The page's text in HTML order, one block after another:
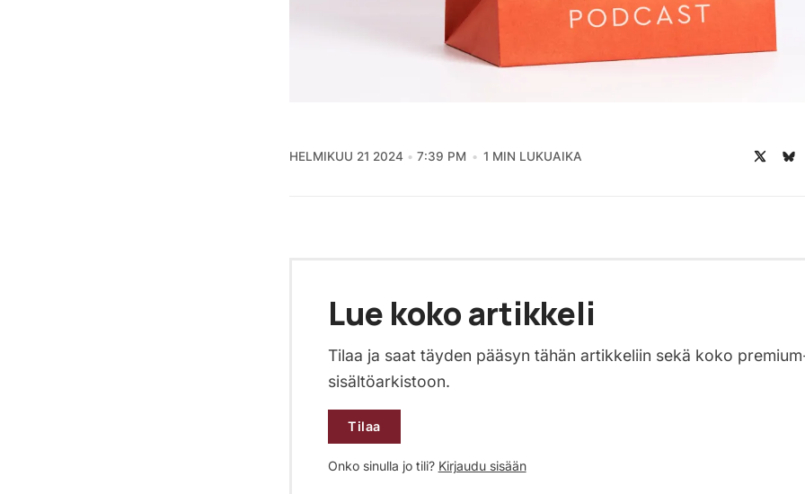
HELMIKUU 21 2024 7:39 PM 1 MIN LUKUAIKA
Lue koko artikkeli
Tilaa ja saat täyden pääsyn tähän artikkeliin sekä koko
sisältöarkistoon.
Tilaa
Onko sinulla jo tili? Kirjaudu sisään